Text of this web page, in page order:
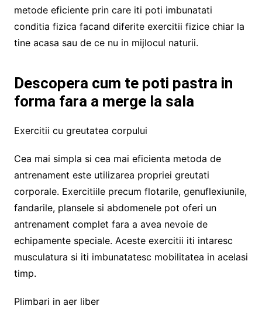
metode eficiente prin care iti poti imbunatati
conditia fizica facand diferite exercitii fizice chiar la
tine acasa sau de ce nu in mijlocul naturii.
Descopera cum te poti pastra in
forma fara a merge la sala
Exercitii cu greutatea corpului
Cea mai simpla si cea mai eficienta metoda de
antrenament este utilizarea propriei greutati
corporale. Exercitiile precum flotarile, genuflexiunile,
fandarile, plansele si abdomenele pot oferi un
antrenament complet fara a avea nevoie de
echipamente speciale. Aceste exercitii iti intaresc
musculatura si iti imbunatatesc mobilitatea in acelasi
timp.
Plimbari in aer liber